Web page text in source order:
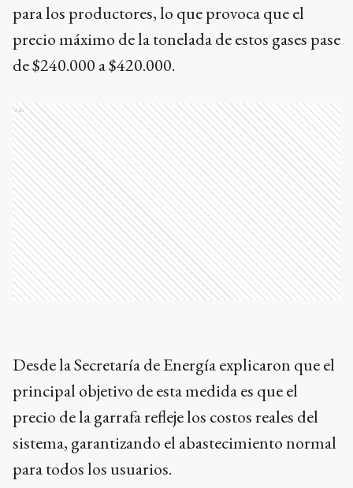
para los productores, lo que provoca que el
precio máximo de la tonelada de estos gases pase
de $240.000 a $420.000.
Ads
Desde la Secretaría de Energía explicaron que el
principal objetivo de esta medida es que el
precio de la garrafa refleje los costos reales del
sistema, garantizando el abastecimiento normal
para todos los usuarios.